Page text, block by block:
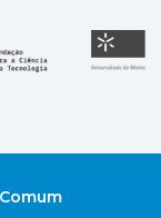
Fundação